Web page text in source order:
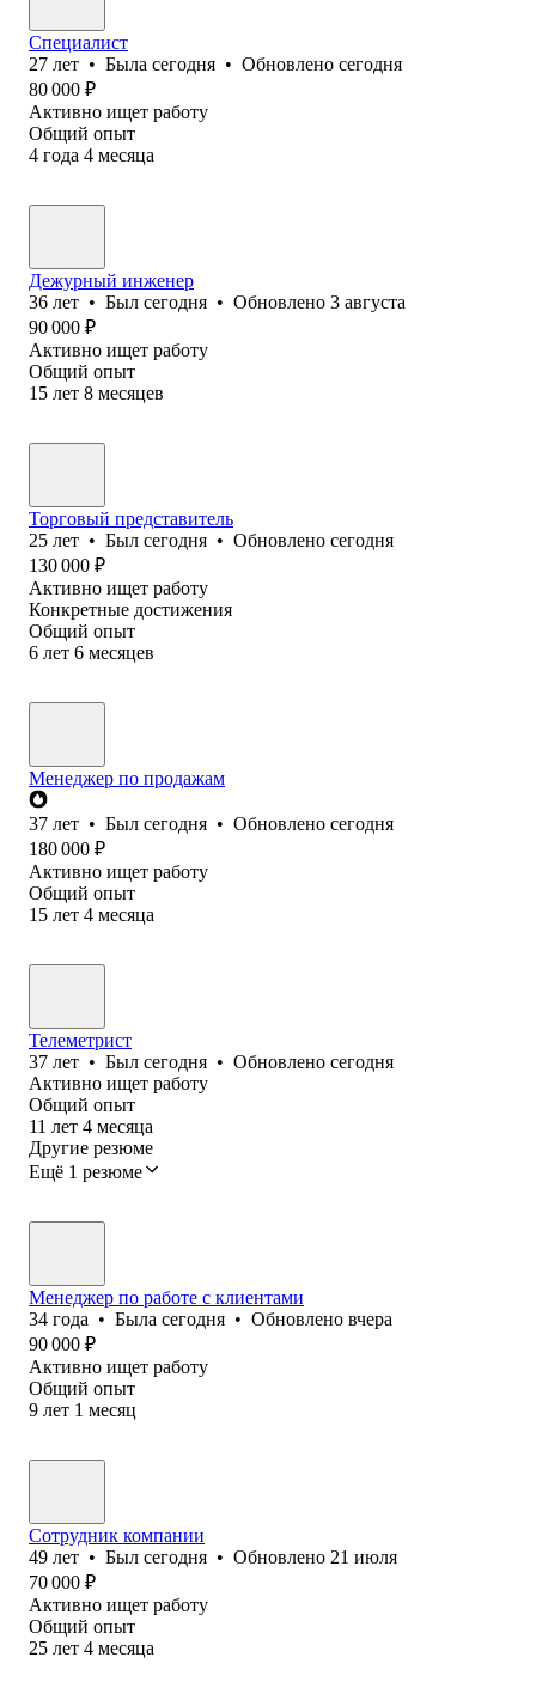
Специалист
27 лет • Была сегодня • Обновлено сегодня
80 000 ₽
Активно ищет работу
Общий опыт
4 года 4 месяца
Дежурный инженер
36 лет • Был сегодня • Обновлено 3 августа
90 000 ₽
Активно ищет работу
Общий опыт
15 лет 8 месяцев
Торговый представитель
25 лет • Был сегодня • Обновлено сегодня
130 000 ₽
Активно ищет работу
Конкретные достижения
Общий опыт
6 лет 6 месяцев
Менеджер по продажам
37 лет • Был сегодня • Обновлено сегодня
180 000 ₽
Активно ищет работу
Общий опыт
15 лет 4 месяца
Телеметрист
37 лет • Был сегодня • Обновлено сегодня
Активно ищет работу
Общий опыт
11 лет 4 месяца
Другие резюме
Ещё 1 резюме
Менеджер по работе с клиентами
34 года • Была сегодня • Обновлено вчера
90 000 ₽
Активно ищет работу
Общий опыт
9 лет 1 месяц
Сотрудник компании
49 лет • Был сегодня • Обновлено 21 июля
70 000 ₽
Активно ищет работу
Общий опыт
25 лет 4 месяца